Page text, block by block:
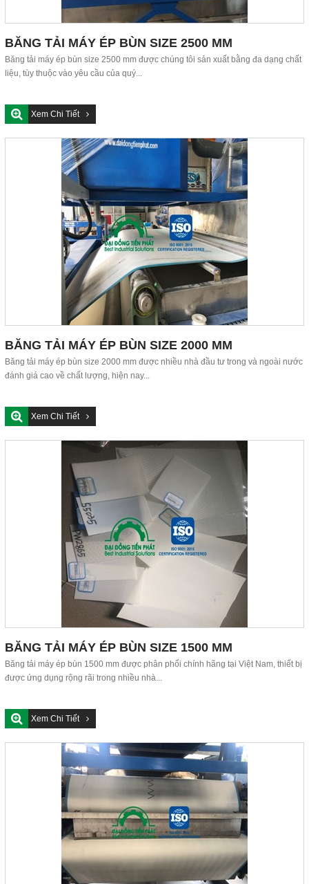
BĂNG TẢI MÁY ÉP BÙN SIZE 2500 MM
Băng tải máy ép bùn size 2500 mm được chúng tôi sản xuất bằng đa dạng chất
liệu, tùy thuộc vào yêu cầu của quý...
Xem Chi Tiết
BĂNG TẢI MÁY ÉP BÙN SIZE 2000 MM
Băng tải máy ép bùn size 2000 mm được nhiều nhà đầu tư trong và ngoài nước
đánh giá cao về chất lượng, hiện nay...
Xem Chi Tiết
BĂNG TẢI MÁY ÉP BÙN SIZE 1500 MM
Băng tải máy ép bùn 1500 mm được phân phối chính hãng tại Việt Nam, thiết bị
được ứng dụng rộng rãi trong nhiều nhà...
Xem Chi Tiết